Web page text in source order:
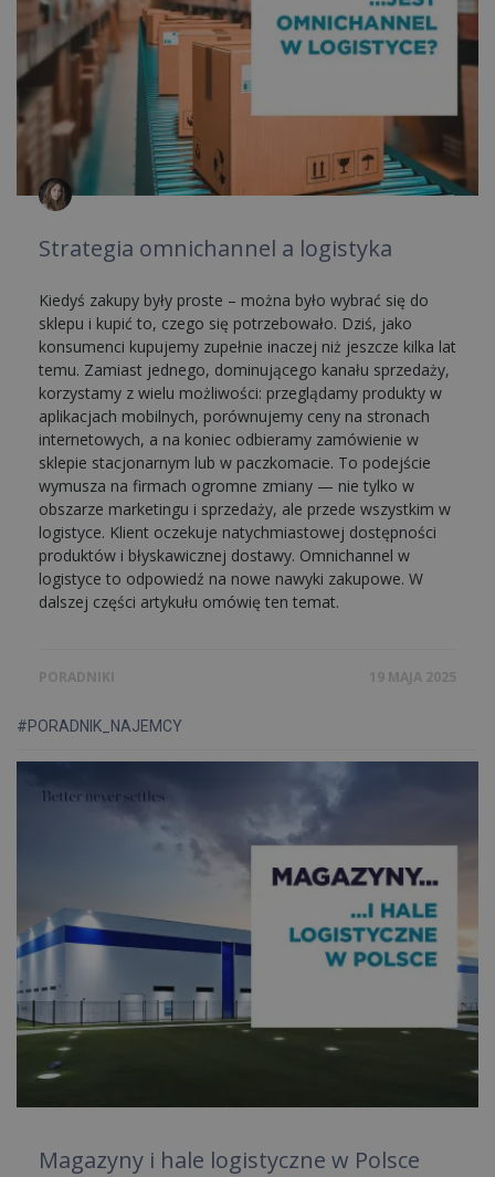
Strategia omnichannel a logistyka
Kiedyś zakupy były proste – można było wybrać się do
sklepu i kupić to, czego się potrzebowało. Dziś, jako
konsumenci kupujemy zupełnie inaczej niż jeszcze kilka lat
temu. Zamiast jednego, dominującego kanału sprzedaży,
korzystamy z wielu możliwości: przeglądamy produkty w
aplikacjach mobilnych, porównujemy ceny na stronach
internetowych, a na koniec odbieramy zamówienie w
sklepie stacjonarnym lub w paczkomacie. To podejście
wymusza na firmach ogromne zmiany — nie tylko w
obszarze marketingu i sprzedaży, ale przede wszystkim w
logistyce. Klient oczekuje natychmiastowej dostępności
produktów i błyskawicznej dostawy. Omnichannel w
logistyce to odpowiedź na nowe nawyki zakupowe. W
dalszej części artykułu omówię ten temat.
PORADNIKI 19 MAJA 2025
#PORADNIK_NAJEMCY
Magazyny i hale logistyczne w Polsce